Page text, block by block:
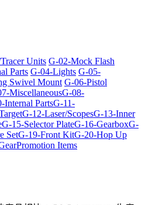
Units G-02-Mock Flash
Parts G-04-Lights G-05-
Swivel Mount G-06-Pistol
MiscellaneousG-08-
Internal PartsG-11-
G-12-Laser/ScopesG-13-Inner
G-15-Selector PlateG-16-GearboxG-
SetG-19-Front KitG-20-Hop Up
Promotion Items